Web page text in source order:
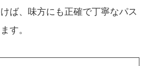
ば、味方にも正確で丁寧なパス
す。